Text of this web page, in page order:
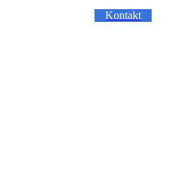
Kontakt